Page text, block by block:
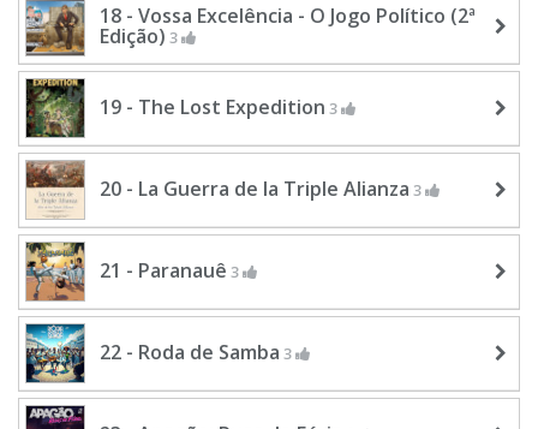
18 - Vossa Excelência - O Jogo Político (2ª
Edição) 3
19 - The Lost Expedition 3
20 - La Guerra de la Triple Alianza 3
21 - Paranauê 3
22 - Roda de Samba 3